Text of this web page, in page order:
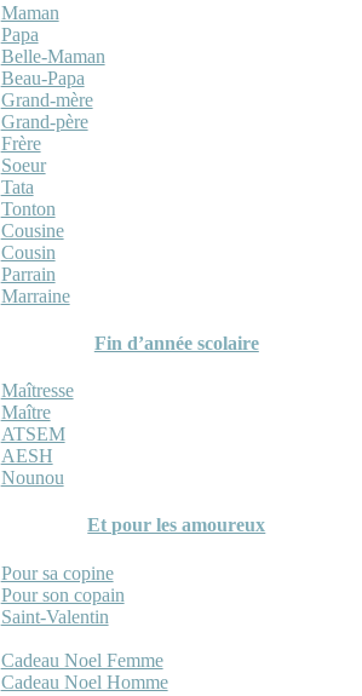
Maman
Papa
Belle-Maman
Beau-Papa
Grand-mère
Grand-père
Frère
Soeur
Tata
Tonton
Cousine
Cousin
Parrain
Marraine
Fin d’année scolaire
Maîtresse
Maître
ATSEM
AESH
Nounou
Et pour les amoureux
Pour sa copine
Pour son copain
Saint-Valentin
Cadeau Noel Femme
Cadeau Noel Homme